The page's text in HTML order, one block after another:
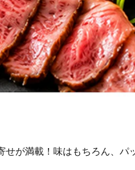
が満載！味はもちろん、